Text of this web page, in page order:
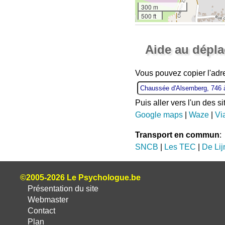
300 m
500 ft
Aide au
Vous pouvez copier
Puis aller vers l'un des
Google maps| Waze|
Transport en commun:
SNCB
Les TEC De
©2005-2026 Le Psychologue.be
Présentation du site
Webmaster
Contact
Plan